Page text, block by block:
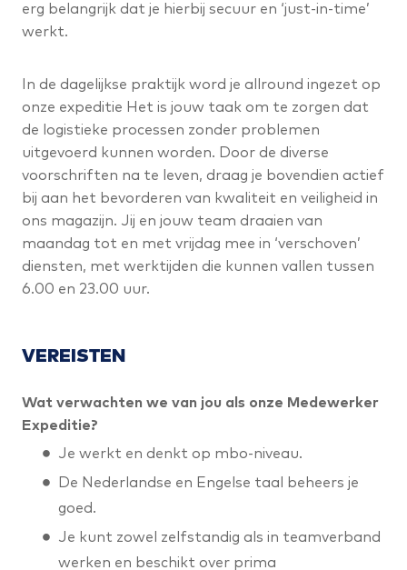
erg belangrijk dat je hierbij secuur en ‘just-in-time’
werkt.
In de dagelijkse praktijk word je allround ingezet op
onze expeditie Het is jouw taak om te zorgen dat
de logistieke processen zonder problemen
uitgevoerd kunnen worden. Door de diverse
voorschriften na te leven, draag je bovendien actief
bij aan het bevorderen van kwaliteit en veiligheid in
ons magazijn. Jij en jouw team draaien van
maandag tot en met vrijdag mee in ‘verschoven’
diensten, met werktijden die kunnen vallen tussen
6.00 en 23.00 uur.
VEREISTEN
Wat verwachten we van jou als onze Medewerker
Expeditie?
Je werkt en denkt op mbo-niveau.
De Nederlandse en Engelse taal beheers je
goed.
Je kunt zowel zelfstandig als in teamverband
werken en beschikt over prima